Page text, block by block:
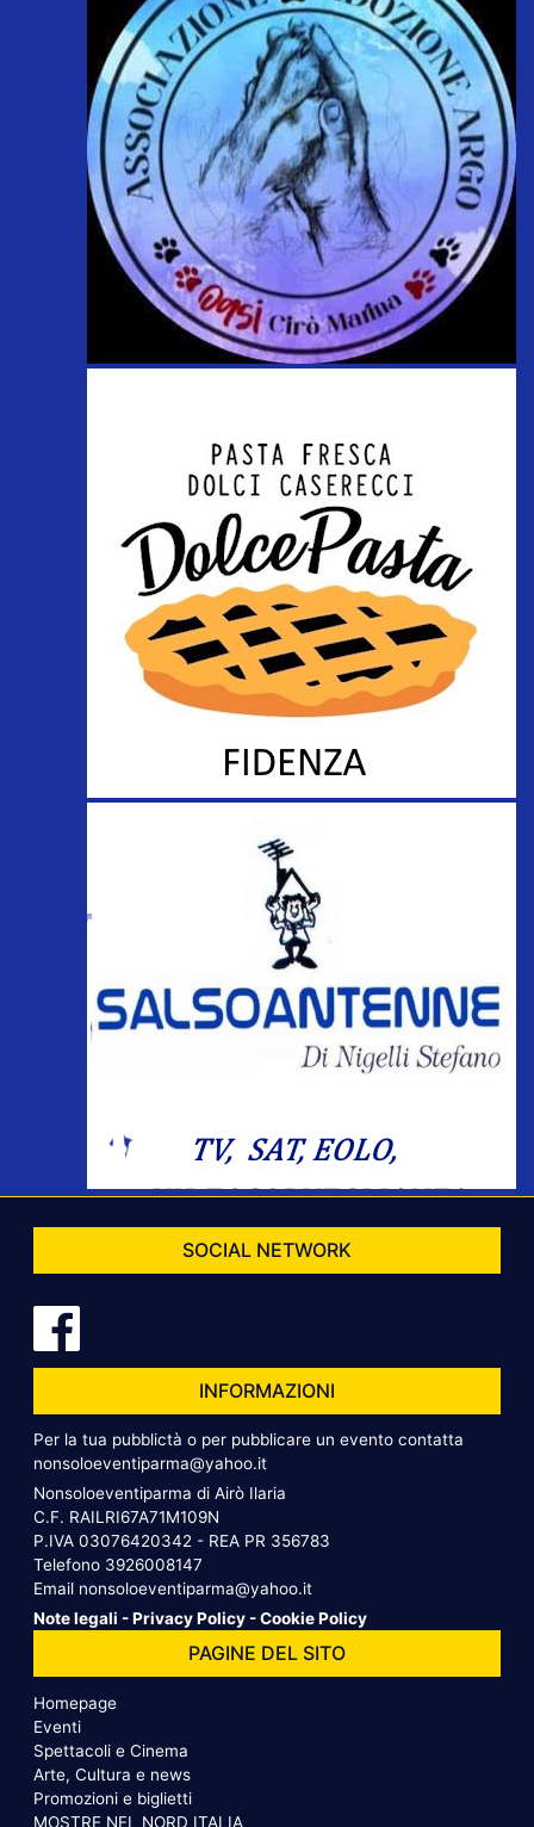
SOCIAL NETWORK
INFORMAZIONI
Per la tua pubblictà o per pubblicare un evento contatta
nonsoloeventiparma@yahoo.it
Nonsoloeventiparma di Airò Ilaria
C.F. RAILRI67A71M109N
P.IVA 03076420342 - REA PR 356783
Telefono 3926008147
Email nonsoloeventiparma@yahoo.it
Note legali -Privacy Policy -Cookie Policy
PAGINE DEL SITO
Homepage
Eventi
Spettacoli e Cinema
Arte, Cultura e news
Promozioni e biglietti
MOSTRE NEL NORD ITALIA